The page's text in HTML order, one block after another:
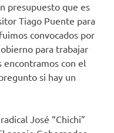
presupuesto que es
Tiago Puente para
convocados por
para trabajar
encontramos con el
si hay un
José “Chichi”